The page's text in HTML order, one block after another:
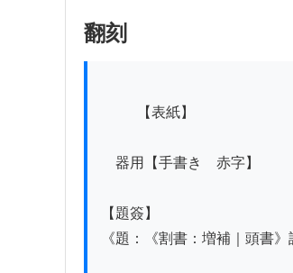
翻刻
器用【手書き　赤字】
【題簽】
《題：《割書：増補｜頭書》